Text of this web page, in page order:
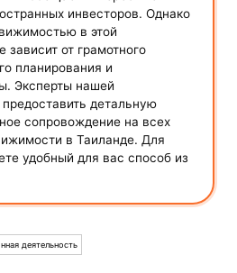
инвесторов. Однако
в этой
зависит от грамотного
планирования и
Эксперты нашей
детальную
сопровождение на всех
в Таиланде. Для
удобный для вас способ из
деятельность